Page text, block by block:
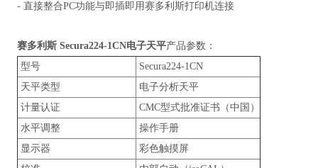
- 直接整合PC功能与即插即用赛多利斯打印机连接
赛多利斯 Secura224-1CN电子天平产品参数：
型号
Secura224-1CN
天平类型
电子分析天平
计量认证
CMC型式批准证书（中国）
水平调整
操作手册
显示器
彩色触摸屏